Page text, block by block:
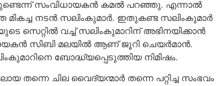
സംവിധായകൻ കമൽ പറഞ്ഞു. എന്നാൽ
നടൻ സലിംകുമാർ. ഇതുകണ്ട സലിംകുമാർ
സെറ്റിൽ വച്ച് സലിംകുമാറിന് അഭിനയിക്കാൻ
സിബി മലയിൽ ആണ് ജൂറി ചെയർമാൻ.
ബോദ്ധ്യപ്പെടുത്തിയ നിമിഷം.
തന്നെ ചില വൈദ്യന്മാർ തന്നെ പറ്റിച്ച സംഭവം